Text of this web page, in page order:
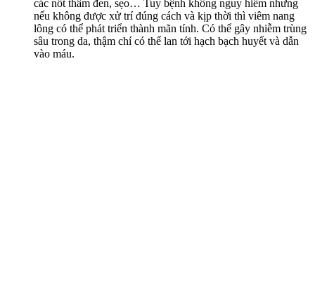
các nốt thâm đen, sẹo… Tuy bệnh không nguy hiểm nhưng
nếu không được xử trí đúng cách và kịp thời thì viêm nang
lông có thể phát triển thành mãn tính. Có thể gây nhiễm trùng
sâu trong da, thậm chí có thể lan tới hạch bạch huyết và dẫn
vào máu.